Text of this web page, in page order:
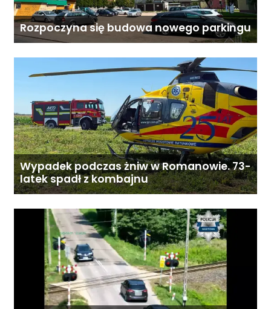
Rozpoczyna się budowa nowego parkingu
Wypadek podczas żniw w Romanowie. 73-
latek spadł z kombajnu